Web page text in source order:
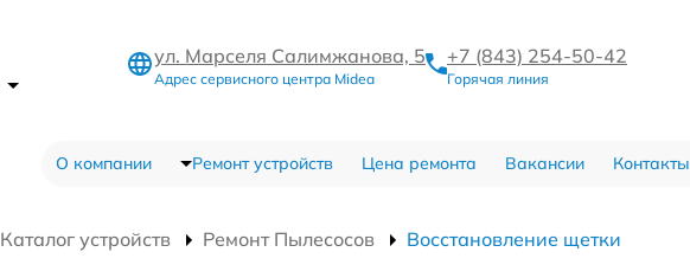
ул. Марселя Салимжанова, 5
Адрес сервисного центра Midea
+7 (843) 254-50-42
Горячая линия
О компании Ремонт устройств Цена ремонта Вакансии Контакты
Каталог устройств Ремонт Пылесосов Восстановление щетки